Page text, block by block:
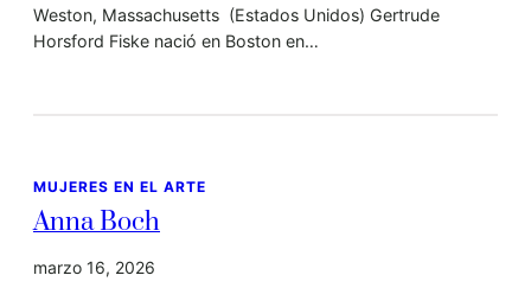
Weston, Massachusetts (Estados Unidos) Gertrude
Horsford Fiske nació en Boston en…
MUJERES EN EL ARTE
Anna Boch
marzo 16, 2026